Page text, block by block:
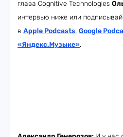
глава Cognitive Technologies
интервью ниже или
в Apple Podcasts, Google
«Яндекс.Музыке».